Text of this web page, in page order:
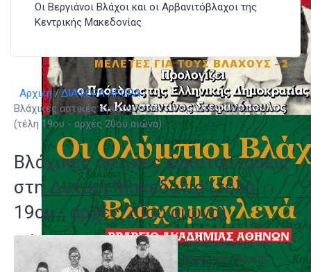
Οι Βεργιάνοι Βλάχοι και οι Αρβανιτόβλαχοι της
Κεντρικής Μακεδονίας
Αρχική
ΔΙΑΦΟΡΑ ΑΡΘΡΑ
Βλάχικες αστικές εγκαταστάσεις στη Δυτική Μακεδονία
(τέλη 19ου - αρχές 20ού αιώνα)
Βλάχικες αστικές εγκαταστάσεις
στη Δυτική Μακεδονία (τέλη
19ου - αρχές 20ού αιώνα)
Τα βλαχοχώρια της
σημερινής Δυτικής